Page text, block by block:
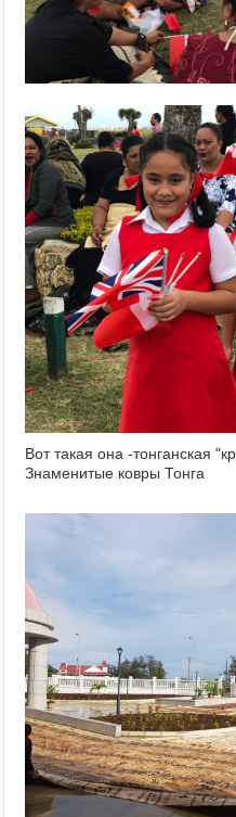
Вот такая она -тонганская
Знаменитые ковры Тонга